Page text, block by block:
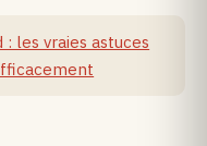
: les vraies astuces